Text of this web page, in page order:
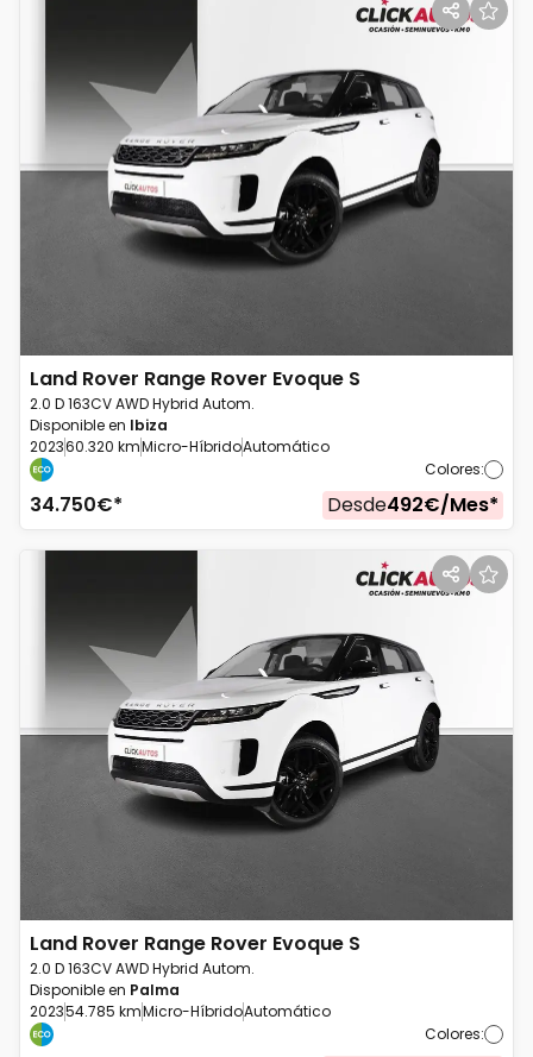
Land Rover Range Rover Evoque S
2.0 D 163CV AWD Hybrid Autom.
Disponible en Ibiza
202360.320 kmMicro-HíbridoAutomático
Colores:
34.750€* Desde492€/Mes*
Land Rover Range Rover Evoque S
2.0 D 163CV AWD Hybrid Autom.
Disponible en Palma
202354.785 kmMicro-HíbridoAutomático
Colores: